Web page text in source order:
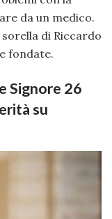
da un medico.
di Riccardo
fondate.
Signore 26
su